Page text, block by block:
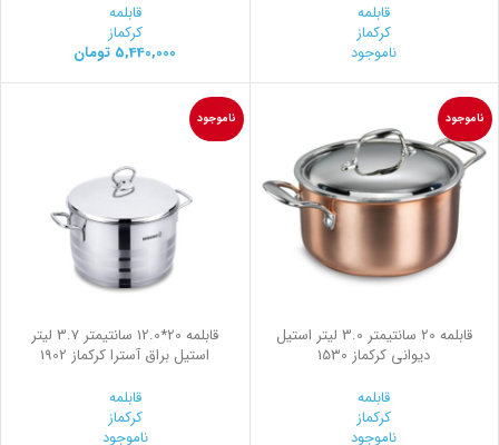
قابلمه
کرکماز
ناموجود
قابلمه
کرکماز
5,440,000 تومان
ناموجود
قابلمه 20 سانتیمتر 3.0 لیتر استیل
ديواني کرکماز 1530
قابلمه
کرکماز
ناموجود
ناموجود
قابلمه 20*12.0 سانتیمتر 3.7 لیتر
استیل براق آسترا کرکماز 1902
قابلمه
کرکماز
ناموجود